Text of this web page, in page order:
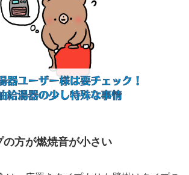
の方が燃焼音が小さい